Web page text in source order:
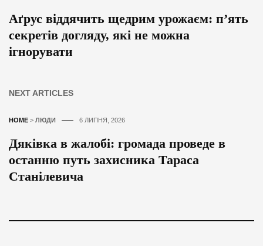
Аґрус віддячить щедрим урожаєм: п’ять
секретів догляду, які не можна
ігнорувати
NEXT ARTICLES
HOME > ЛЮДИ 6 ЛИПНЯ, 2026
Дяківка в жалобі: громада проведе в
останню путь захисника Тараса
Станілевича